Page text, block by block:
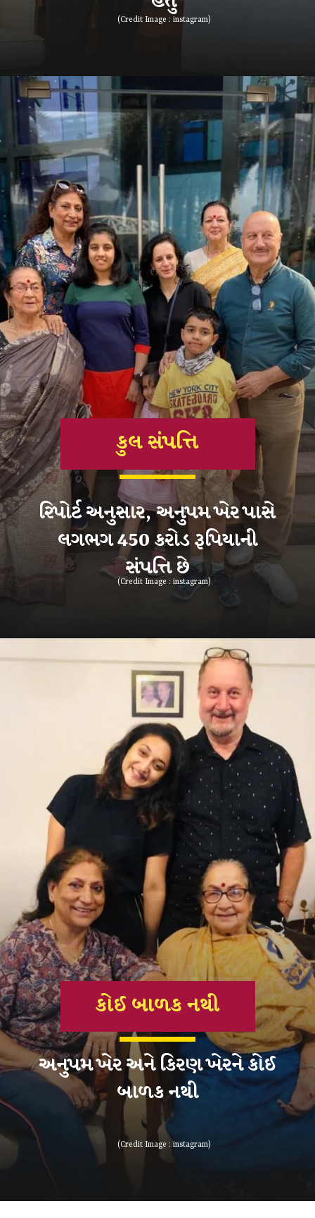
(Credit Image : instagram)
(Credit Image : instagram)
રિપોર્ટ અનુસાર, અનુપમ ખેર પાસે
લગભગ 450 કરોડ રૂપિયાની
સંપત્તિ છે
કુલ સંપત્તિ
(Credit Image : instagram)
અનુપમ ખેર અને કિરણ ખેરને કોઈ
બાળક નથી
કોઈ બાળક નથી